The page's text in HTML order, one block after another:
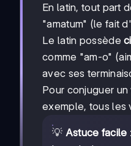
En latin, tout part
"amatum" (le fait
Le latin possède
comme "am-o"
avec ses
Pour conjuguer
exemple, tous les
💡 Astuce facile